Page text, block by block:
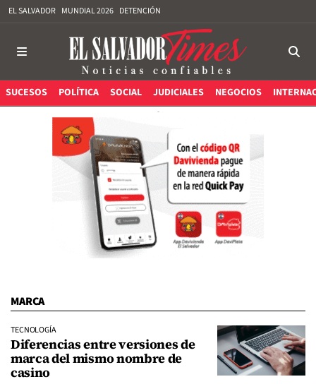
EL SALVADOR MUNDIAL 2026 DETENCIÓN
SUCESOS POLÍTICA SOCIAL JUDICIALES NEGOCIOS
MARCA
TECNOLOGÍA
Diferencias entre versiones de
marca del mismo nombre de
casino